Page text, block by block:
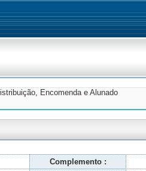
Encomenda e Alunado
Complemento :